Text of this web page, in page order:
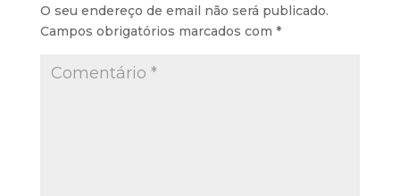
O seu endereço de email não será publicado.
Campos obrigatórios marcados com *